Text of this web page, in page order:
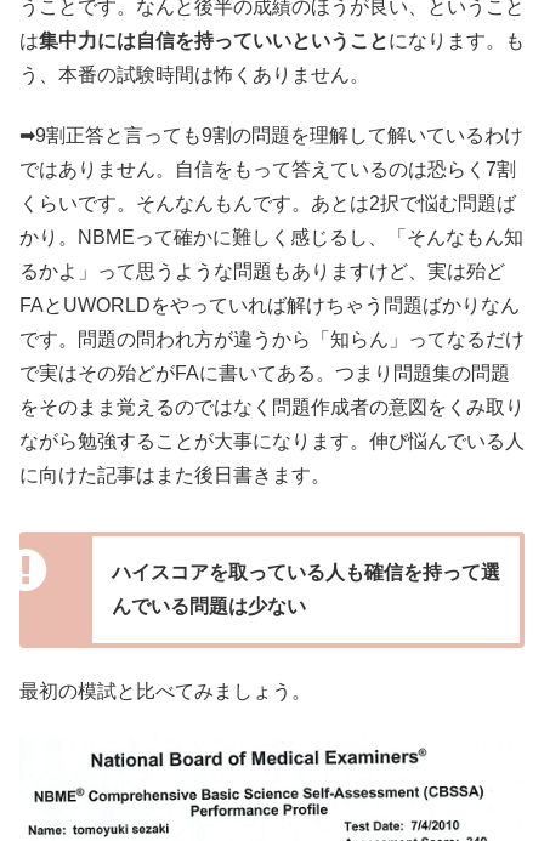
うことです。なんと後半の成績のほうが良い、ということ
は集中力には自信を持っていいということになります。も
う、本番の試験時間は怖くありません。
➡9割正答と言っても9割の問題を理解して解いているわけ
ではありません。自信をもって答えているのは恐らく7割
くらいです。そんなんもんです。あとは2択で悩む問題ば
かり。NBMEって確かに難しく感じるし、「そんなもん知
るかよ」って思うような問題もありますけど、実は殆ど
FAとUWORLDをやっていれば解けちゃう問題ばかりなん
です。問題の問われ方が違うから「知らん」ってなるだけ
で実はその殆どがFAに書いてある。つまり問題集の問題
をそのまま覚えるのではなく問題作成者の意図をくみ取り
ながら勉強することが大事になります。伸び悩んでいる人
に向けた記事はまた後日書きます。
ハイスコアを取っている人も確信を持って選
んでいる問題は少ない
最初の模試と比べてみましょう。